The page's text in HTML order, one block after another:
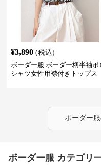
¥3,890 (税込)
ボーダー服 ボーダー柄半袖ポ
シャツ女性用襟付きトップス
ボーダー服
ボーダー服 カテゴリ